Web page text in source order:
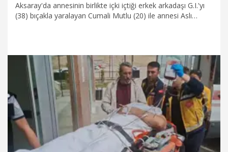
Aksaray'da annesinin birlikte içki içtiği erkek arkadaşı G.I.'yı
(38) bıçakla yaralayan Cumali Mutlu (20) ile annesi Aslı
30.03.2026 Gündem